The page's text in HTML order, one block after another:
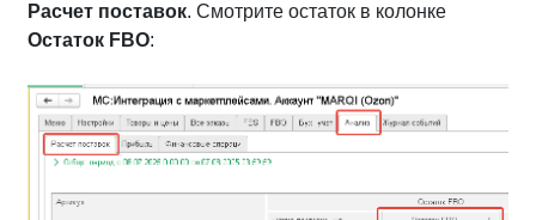
Расчет поставок. Смотрите остаток в колонке
Остаток FBO: